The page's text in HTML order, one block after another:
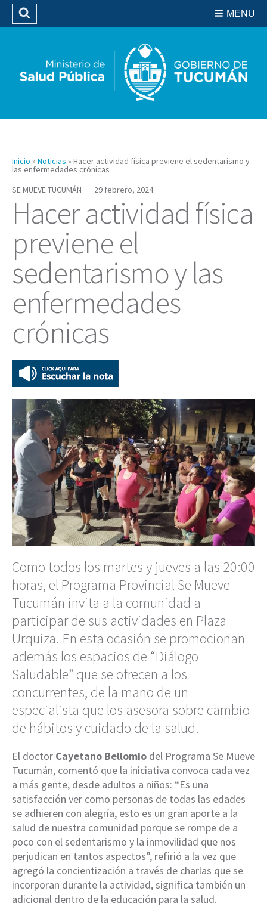
Biblioteca
MENU
Buscar
Inicio » Noticias » Hacer actividad física previene el sedentarismo y
las enfermedades crónicas
SE MUEVE TUCUMÁN
29 febrero, 2024
Hacer actividad física
previene el
sedentarismo y las
enfermedades
crónicas
Como todos los martes y jueves a las 20:00
horas, el Programa Provincial Se Mueve
Tucumán invita a la comunidad a
participar de sus actividades en Plaza
Urquiza. En esta ocasión se promocionan
además los espacios de “Diálogo
Saludable” que se ofrecen a los
concurrentes, de la mano de un
especialista que los asesora sobre cambio
de hábitos y cuidado de la salud.
El doctor Cayetano Bellomio del Programa Se Mueve
Tucumán, comentó que la iniciativa convoca cada vez
a más gente, desde adultos a niños: “Es una
satisfacción ver como personas de todas las edades
se adhieren con alegría, esto es un gran aporte a la
salud de nuestra comunidad porque se rompe de a
poco con el sedentarismo y la inmovilidad que nos
perjudican en tantos aspectos”, refirió a la vez que
agregó la concientización a través de charlas que se
incorporan durante la actividad, significa también un
adicional dentro de la educación para la salud.